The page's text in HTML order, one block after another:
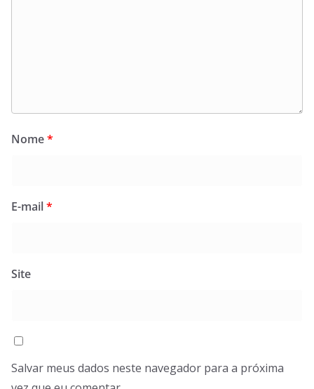
Nome*
E-mail*
Site
Salvar meus dados neste navegador para a próxima